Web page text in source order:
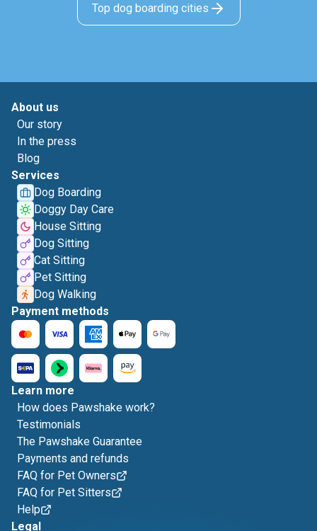
Top dog boarding cities
About us
Our story
In the press
Blog
Services
Dog Boarding
Doggy Day Care
House Sitting
Dog Sitting
Cat Sitting
Pet Sitting
Dog Walking
Payment methods
Learn more
How does Pawshake work?
Testimonials
The Pawshake Guarantee
Payments and refunds
FAQ for Pet Owners
FAQ for Pet Sitters
Help
Legal